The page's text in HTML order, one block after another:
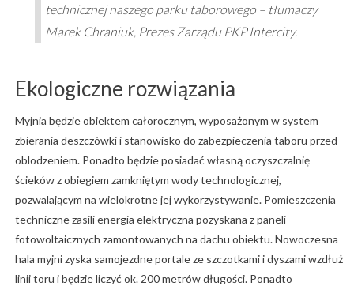
technicznej naszego parku taborowego – tłumaczy
Marek Chraniuk, Prezes Zarządu PKP Intercity.
Ekologiczne rozwiązania
Myjnia będzie obiektem całorocznym, wyposażonym w system
zbierania deszczówki i stanowisko do zabezpieczenia taboru przed
oblodzeniem. Ponadto będzie posiadać własną oczyszczalnię
ścieków z obiegiem zamkniętym wody technologicznej,
pozwalającym na wielokrotne jej wykorzystywanie. Pomieszczenia
techniczne zasili energia elektryczna pozyskana z paneli
fotowoltaicznych zamontowanych na dachu obiektu. Nowoczesna
hala myjni zyska samojezdne portale ze szczotkami i dyszami wzdłuż
linii toru i będzie liczyć ok. 200 metrów długości. Ponadto